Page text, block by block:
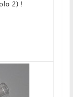
2) !